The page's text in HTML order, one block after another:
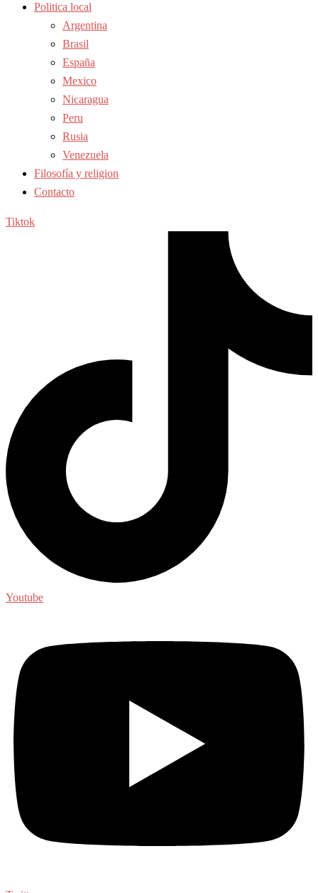
Politica local
Argentina
Brasil
España
Mexico
Nicaragua
Peru
Rusia
Venezuela
Filosofía y religion
Contacto
Tiktok
Youtube